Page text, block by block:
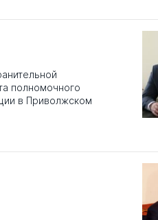
полномочного
в Приволжском